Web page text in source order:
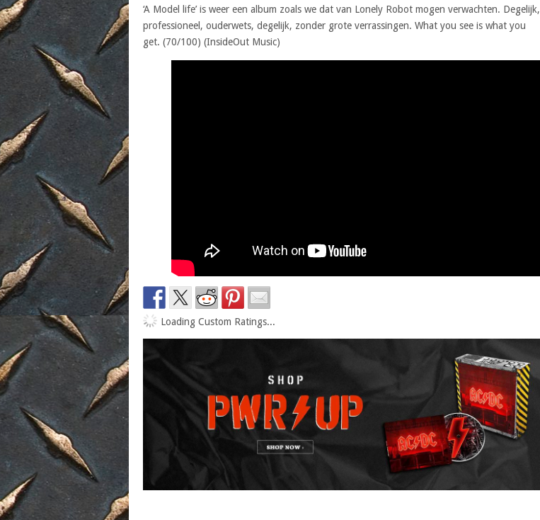
‘A Model life’ is weer een album zoals we dat van Lonely Robot mogen verwachten. Degelijk,
professioneel, ouderwets, degelijk, zonder grote verrassingen. What you see is what you
get. (70/100) (InsideOut Music)
Loading Custom Ratings...